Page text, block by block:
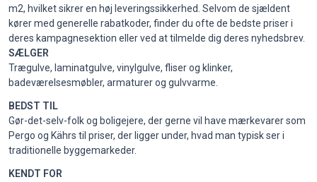
m2, hvilket sikrer en høj leveringssikkerhed. Selvom de sjældent
kører med generelle rabatkoder, finder du ofte de bedste priser i
deres kampagnesektion eller ved at tilmelde dig deres nyhedsbrev.
SÆLGER
Trægulve, laminatgulve, vinylgulve, fliser og klinker,
badeværelsesmøbler, armaturer og gulvvarme.
BEDST TIL
Gør-det-selv-folk og boligejere, der gerne vil have mærkevarer som
Pergo og Kährs til priser, der ligger under, hvad man typisk ser i
traditionelle byggemarkeder.
KENDT FOR